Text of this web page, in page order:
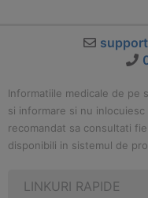
Informatiile medicale de pe
si informare si nu
recomandat sa consultati
disponibili in sistemul de
LINKURI RAPIDE